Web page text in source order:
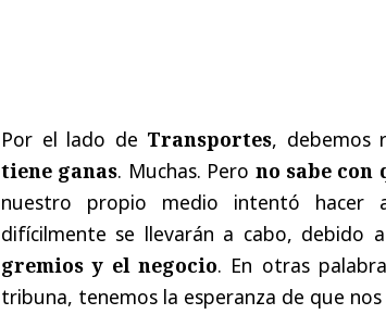
Por el lado de Transportes, debemos
tiene ganas. Muchas. Pero no sabe con
nuestro propio medio intentó hacer
difícilmente se llevarán a cabo, debido
gremios y el negocio. En otras
tribuna, tenemos la esperanza de que